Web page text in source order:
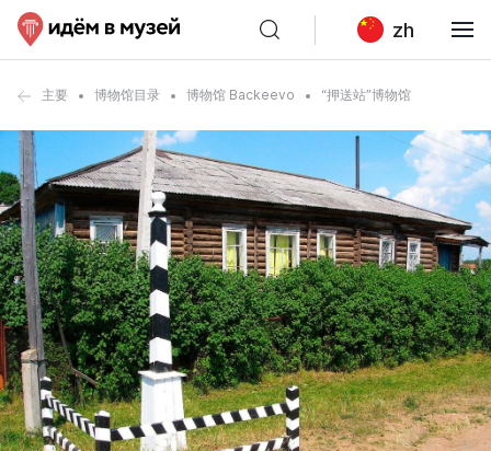
zh
主要 博物馆目录 博物馆 Backeevo “押送站”博物馆